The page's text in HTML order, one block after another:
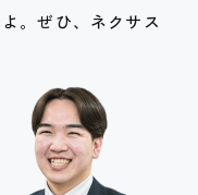
。ぜひ、ネクサス